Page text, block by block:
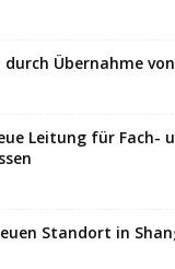
Übernahme von
Leitung für Fach-
Standort in